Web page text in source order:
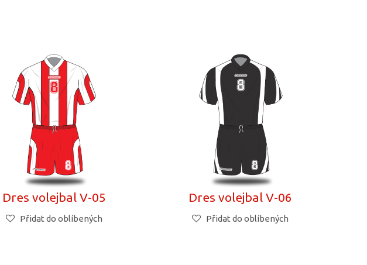
Dres volejbal V-05
Přidat do oblíbených
Dres volejbal V-06
Přidat do oblíbených